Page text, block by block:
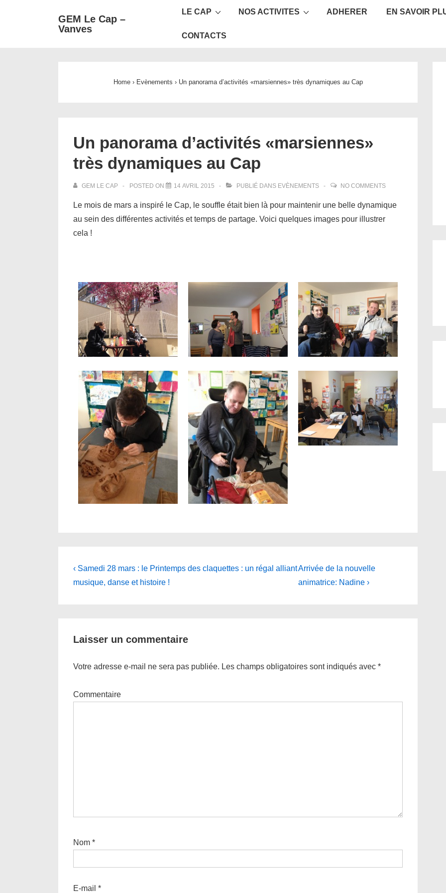
GEM Le Cap –
Vanves
Main
LE CAP NOS ACTIVITES ADHERER EN SAVOIR
CONTACTS
Home › Evènements › Un panorama d’activités «marsiennes» très dynamiques au Cap
Un panorama d’activités «marsiennes»
très dynamiques au Cap
GEM LE CAP POSTED ON 14 AVRIL 2015 PUBLIÉ DANS EVÈNEMENTS NO COMMENTS
Le mois de mars a inspiré le Cap, le souffle était bien là pour maintenir une belle dynamique
au sein des différentes activités et temps de partage. Voici quelques images pour illustrer
cela !
Navigation
de
Previous
Post
‹ Samedi 28 mars : le Printemps des claquettes : un régal alliant
musique, danse et histoire !
Next
Post
Arrivée de la nouvelle
animatrice: Nadine ›
Laisser un commentaire
Votre adresse e-mail ne sera pas publiée. Les champs obligatoires sont indiqués avec *
Commentaire
Nom *
E-mail *